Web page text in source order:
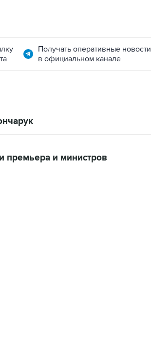
Получать оперативные новости
в официальном канале
премьера и министров